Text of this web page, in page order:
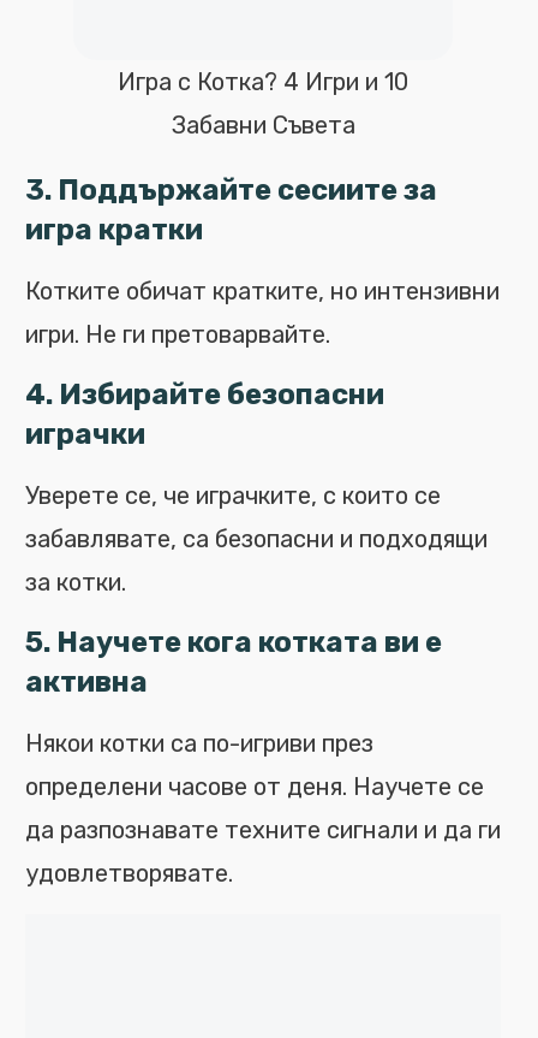
Игра с Котка? 4 Игри и 10
Забавни Съвета
3. Поддържайте сесиите за
игра кратки
Котките обичат кратките, но интензивни
игри. Не ги претоварвайте.
4. Избирайте безопасни
играчки
Уверете се, че играчките, с които се
забавлявате, са безопасни и подходящи
за котки.
5. Научете кога котката ви е
активна
Някои котки са по-игриви през
определени часове от деня. Научете се
да разпознавате техните сигнали и да ги
удовлетворявате.